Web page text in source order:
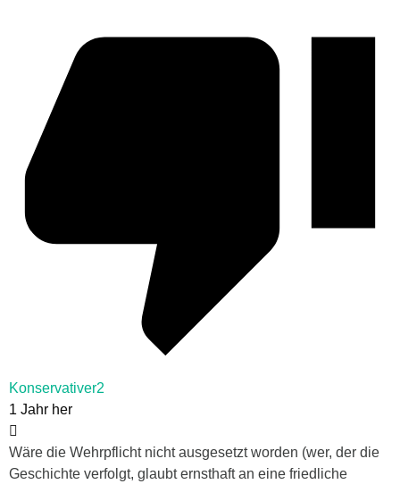
Konservativer2
1 Jahr her
Wäre die Wehrpflicht nicht ausgesetzt worden (wer, der die
Geschichte verfolgt, glaubt ernsthaft an eine friedliche